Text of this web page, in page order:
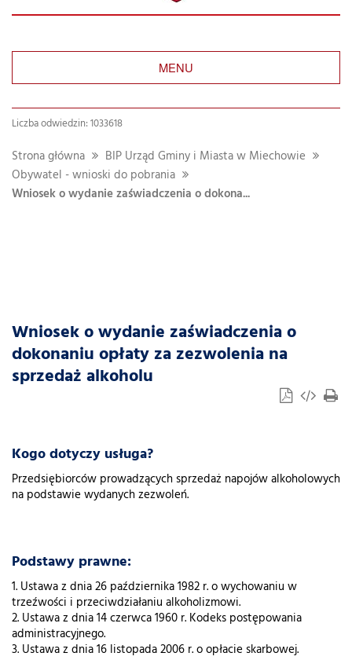
MENU
Liczba odwiedzin: 1033618
Strona główna
BIP Urząd Gminy i Miasta w Miechowie
Obywatel - wnioski do pobrania
Wniosek o wydanie zaświadczenia o dokona...
Wniosek o wydanie zaświadczenia o
dokonaniu opłaty za zezwolenia na
sprzedaż alkoholu
Kogo dotyczy usługa?
Przedsiębiorców prowadzących sprzedaż napojów alkoholowych
na podstawie wydanych zezwoleń.
Podstawy prawne:
1. Ustawa z dnia 26 października 1982 r. o wychowaniu w
trzeźwości i przeciwdziałaniu alkoholizmowi.
2. Ustawa z dnia 14 czerwca 1960 r. Kodeks postępowania
administracyjnego.
3. Ustawa z dnia 16 listopada 2006 r. o opłacie skarbowej.